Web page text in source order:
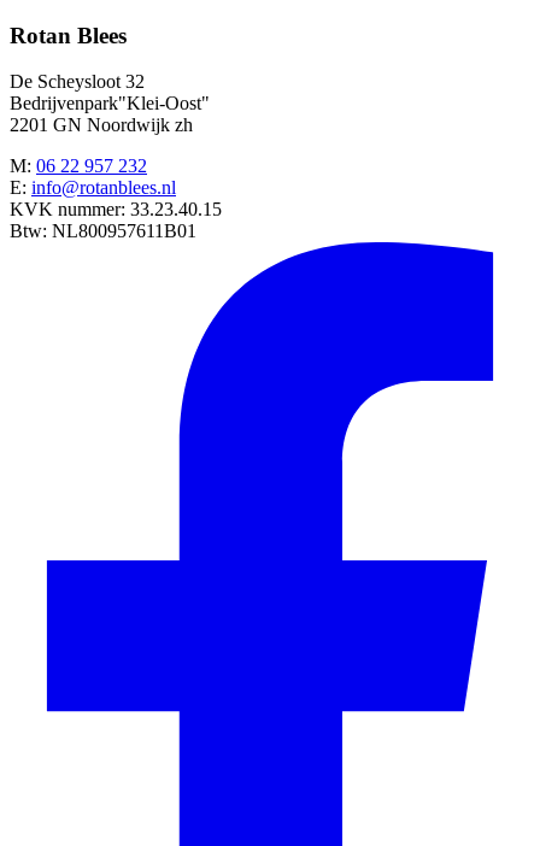
Rotan Blees
De Scheysloot 32
Bedrijvenpark"Klei-Oost"
2201 GN Noordwijk zh
M: 06 22 957 232
E: info@rotanblees.nl
KVK nummer: 33.23.40.15
Btw: NL800957611B01